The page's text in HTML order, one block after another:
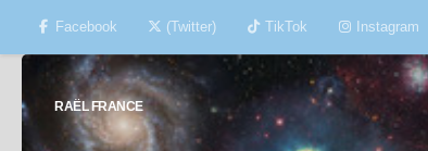
Skip to content
Facebook (Twitter) TikTok Instagram
RAËL FRANCE